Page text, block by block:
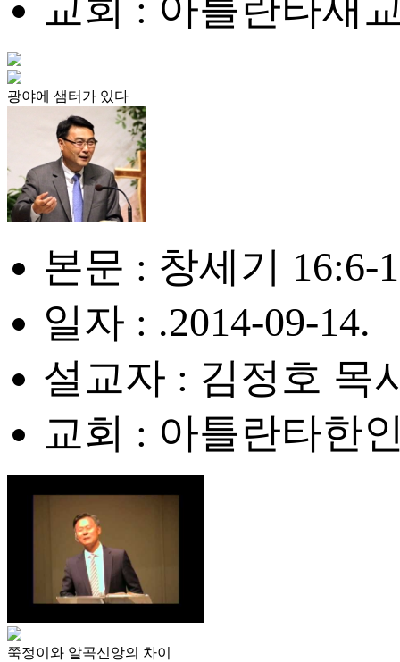
교회 : 아틀란타새
광야에 샘터가 있다
본문 : 창세기 16:6-
일자 : .2014-09-14.
설교자 : 김정호 목
교회 : 아틀란타한
쭉정이와 알곡신앙의 차이